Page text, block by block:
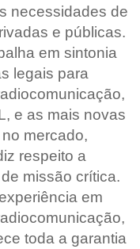
necessidades de
e públicas.
em sintonia
legais para
e as mais novas
mercado,
respeito a
missão crítica.
em
toda a garantia